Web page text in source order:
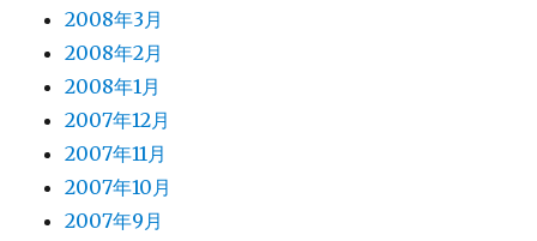
2008年3月
2008年2月
2008年1月
2007年12月
2007年11月
2007年10月
2007年9月